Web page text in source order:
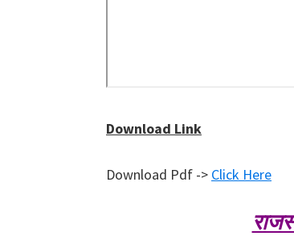
Download Link
Download Pdf -> Click Here